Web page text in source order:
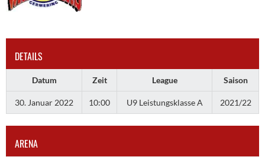
DETAILS
Datum Zeit League Saison
30. Januar 2022 10:00 U9 Leistungsklasse A 2021/22
ARENA